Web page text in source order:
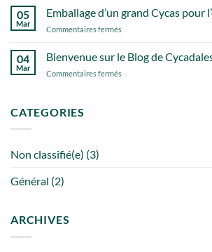
de
Europe
Dioon
edule
Dioon
05
Mar
Emballage d’un grand Cycas pour
Commentaires ferméssur
d’un
grand
Cycas
04
Mar
Bienvenue sur le Blog de
Commentaires ferméssur
CATEGORIES
Non classifié(e) (3)
Général (2)
ARCHIVES